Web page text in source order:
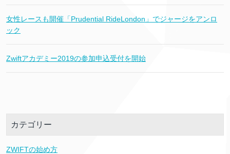
女性レースも開催「Prudential RideLondon」でジャージをアンロ
ック
Zwiftアカデミー2019の参加申込受付を開始
カテゴリー
ZWIFTの始め方